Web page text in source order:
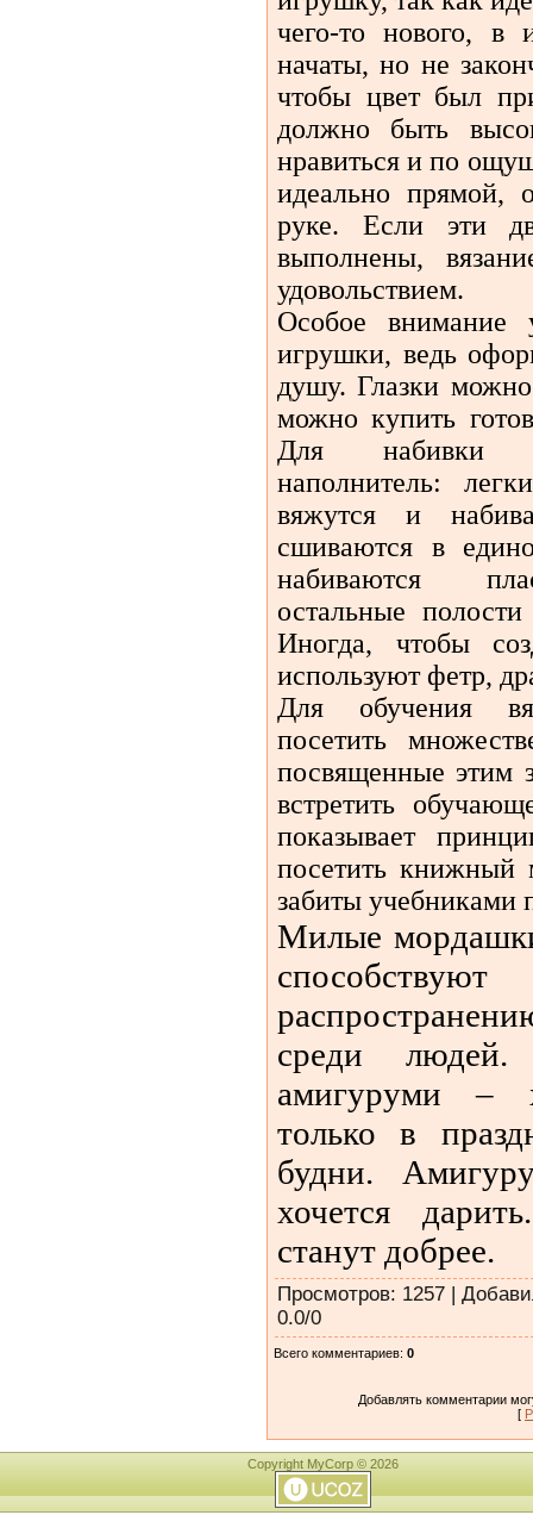
чего-то нового, в
начаты, но не
чтобы цвет был
должно быть
нравиться и по
идеально прямой,
руке. Если эти
выполнены,
удовольствием.
Особое внимание
игрушки, ведь
душу. Глазки
можно купить
Для набивки
наполнитель:
вяжутся и
сшиваются в
набиваются
остальные
Иногда, чтобы
используют фетр,
Для обучения
посетить
посвященные этим
встретить
показывает
посетить книжный
забиты учебниками
Милые
среди
амигуруми –
только в
будни.
хочется
станут добрее.
Просмотров: 1257 |
0.0/0
Всего комментариев: 0
Добавлять комментарии
[
Copyright MyCorp © 2026